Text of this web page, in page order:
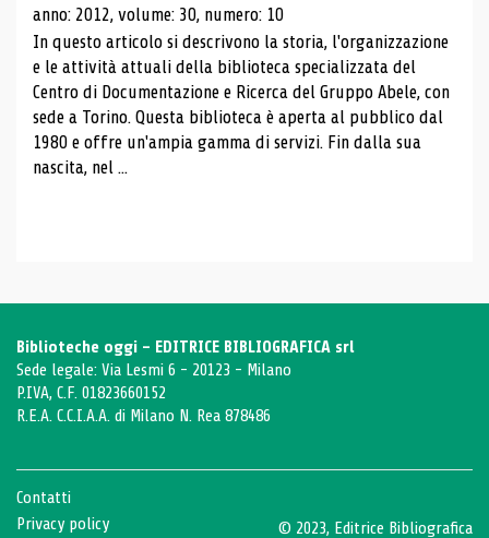
anno: 2012, volume: 30, numero: 10
In questo articolo si descrivono la storia, l'organizzazione
e le attività attuali della biblioteca specializzata del
Centro di Documentazione e Ricerca del Gruppo Abele, con
sede a Torino. Questa biblioteca è aperta al pubblico dal
1980 e offre un'ampia gamma di servizi. Fin dalla sua
nascita, nel ...
Biblioteche oggi - EDITRICE BIBLIOGRAFICA srl
Sede legale: Via Lesmi 6 - 20123 - Milano
P.IVA, C.F. 01823660152
R.E.A. C.C.I.A.A. di Milano N. Rea 878486
Contatti
Privacy policy
© 2023, Editrice Bibliografica